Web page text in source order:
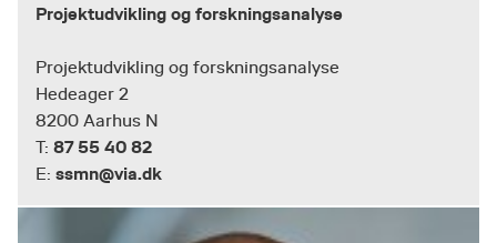
Projektudvikling og forskningsanalyse
Projektudvikling og forskningsanalyse
Hedeager 2
8200 Aarhus N
T: 87 55 40 82
E: ssmn@via.dk